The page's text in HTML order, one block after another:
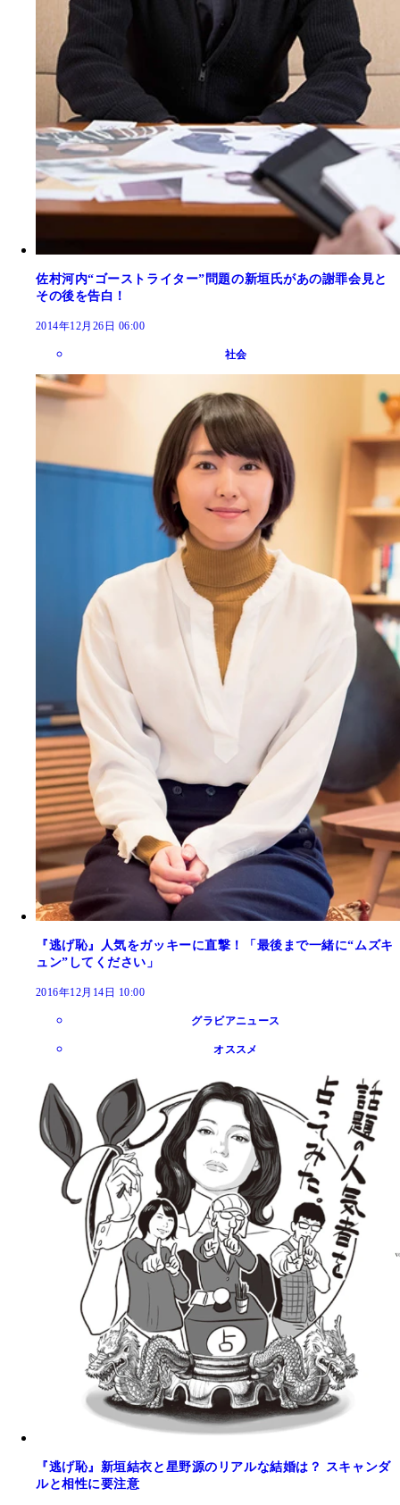
佐村河内“ゴーストライター”問題の新垣氏があの謝罪会見と
その後を告白！
2014年12月26日 06:00
社会
『逃げ恥』人気をガッキーに直撃！「最後まで一緒に“ムズキ
ュン”してください」
2016年12月14日 10:00
グラビアニュース
オススメ
『逃げ恥』新垣結衣と星野源のリアルな結婚は？ スキャンダ
ルと相性に要注意